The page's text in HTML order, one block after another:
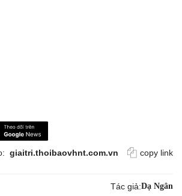
giaitri.thoibaovhnt.com.vn copy link
Tác giả:Dạ Ngân